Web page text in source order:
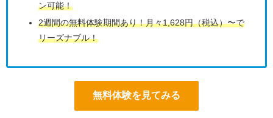
ン可能！
2週間の無料体験期間あり！月々1,628円（税込）〜で
リーズナブル！
無料体験を見てみる